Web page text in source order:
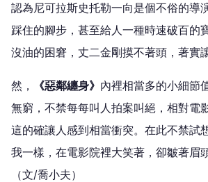
認為尼可拉斯史托勒一向是個不俗的導
踩住的腳步，甚至給人一種時速破百的
沒油的困窘，丈二金剛摸不著頭，著實
然， 《惡鄰纏身》 內裡相當多的小細節
無窮，不禁每每叫人拍案叫絕，相對電
這的確讓人感到相當衝突。在此不禁試
我一樣，在電影院裡大笑著，卻皺著眉
（文/喬小夫）